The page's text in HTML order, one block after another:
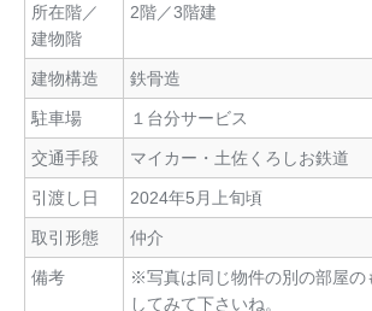
所在階／
建物階
2階／3階建
建物構造 鉄骨造
駐車場 １台分サービス
交通手段 マイカー・土佐くろしお鉄道
引渡し日 2024年5月上旬頃
取引形態 仲介
備考
※写真は同じ物件の別の部屋の
してみて下さいね。